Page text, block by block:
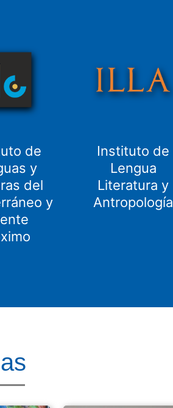
de
y
del
y
Instituto de
Lengua
Literatura y
Antropología